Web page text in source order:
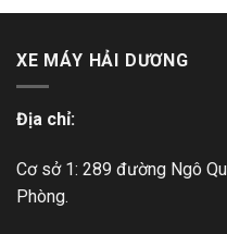
XE MÁY HẢI DƯƠNG
Địa chỉ:
Cơ sở 1: 289 đường Ngô
Phòng.